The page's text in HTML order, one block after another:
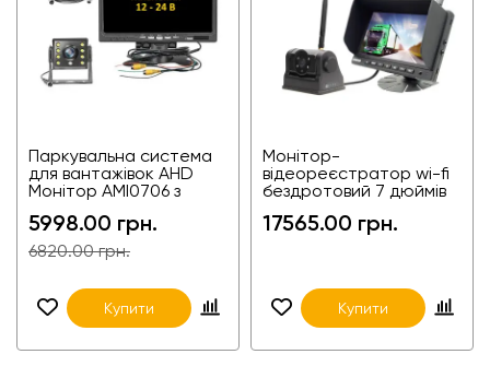
Паркувальна система
для вантажівок AHD
Монітор AMI0706 з
огляду
5998.00 грн.
6820.00 грн.
Купити
Монітор-
відеореєстратор wi-fi
бездротовий 7 дюймів
для вантажівок,
17565.00 грн.
Купити